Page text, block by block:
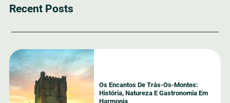
Recent Posts
Os Encantos De Trás-Os-Montes:
História, Natureza E Gastronomia Em
Harmonia